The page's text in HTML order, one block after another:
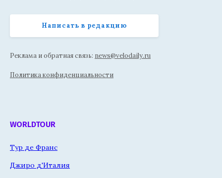
Написать в редакцию
Реклама и обратная связь: news@velodaily.ru
Политика конфиденциальности
WORLDTOUR
Тур де Франс
Джиро д'Италия